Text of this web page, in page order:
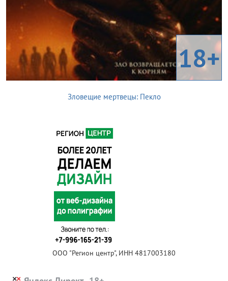
18+
Зловещие мертвецы: Пекло
ООО "Регион центр", ИНН 4817003180